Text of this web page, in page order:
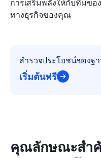
การเสริมพลังให้กับทีมขอ
ทางธุรกิจของคุณ
สำรวจประโยชน์ของฐ
เริ่มต้นฟรี
คุณลักษณะสำ